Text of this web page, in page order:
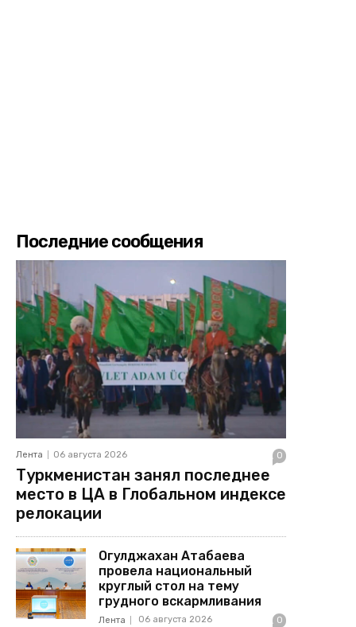
Последние сообщения
Лента 06 августа 2026 0
Туркменистан занял последнее
место в ЦА в Глобальном индексе
релокации
Огулджахан Атабаева
провела национальный
круглый стол на тему
грудного вскармливания
Лента 06 августа 2026 0